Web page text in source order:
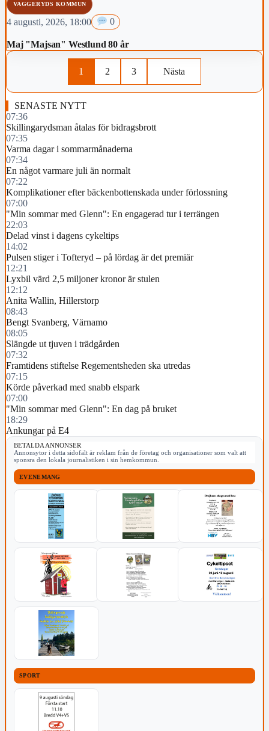
VAGGERYDS KOMMUN
4 augusti, 2026, 18:00 0
Maj "Majsan" Westlund 80 år
1 2 3 Nästa
SENASTE NYTT
07:36
Skillingarydsman åtalas för bidragsbrott
07:35
Varma dagar i sommarmånaderna
07:34
En något varmare juli än normalt
07:22
Komplikationer efter bäckenbottenskada under förlossning
07:00
"Min sommar med Glenn": En engagerad tur i terrängen
22:03
Delad vinst i dagens cykeltips
14:02
Pulsen stiger i Tofteryd – på lördag är det premiär
12:21
Lyxbil värd 2,5 miljoner kronor är stulen
12:12
Anita Wallin, Hillerstorp
08:43
Bengt Svanberg, Värnamo
08:05
Slängde ut tjuven i trädgården
07:32
Framtidens stiftelse Regementsheden ska utredas
07:15
Körde påverkad med snabb elspark
07:00
"Min sommar med Glenn": En dag på bruket
18:29
Ankungar på E4
BETALDA ANNONSER
Annonsytor i detta sidofält är reklam från de företag och organisationer som valt att
sponsra den lokala journalistiken i sin hemkommun.
EVENEMANG
SPORT